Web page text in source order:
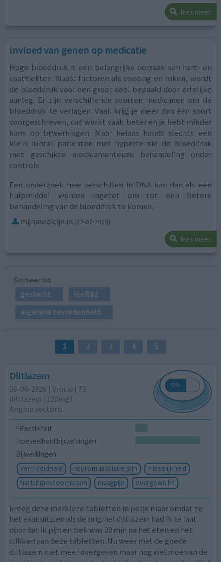
lees meer
Invloed van genen op medicatie
Hoge bloeddruk is een belangrijke oorzaak van hart- en
vaatziekten. Naast factoren als voeding en roken, wordt
de bloeddruk voor een groot deel bepaald door erfelijke
aanleg. Er zijn verschillende soorten medicijnen om de
bloeddruk te verlagen. Vaak krijg je meer dan één soort
voorgeschreven, dat werkt vaak beter en je hebt minder
kans op bijwerkingen. Maar helaas houdt slechts een
klein aantal patiënten met hypertensie de bloeddruk
met geschikte medicamenteuze behandeling onder
controle.
Een onderzoek naar verschillen in DNA kan dan als een
hulpmiddel worden ingezet om tot een betere
behandeling van de bloeddruk te komen.
mijnmedicijn.nl (22-07-2019)
lees meer
Sorteer op
geslacht
leeftijd
algehele tevredenheid
1 2 3 4 5
Diltiazem
08-06-2026 | Vrouw | 73
diltiazem (120mg)
Angina pectoris
Effectiviteit
Hoeveelheid bijwerkingen
Bijwerkingen
vermoeidheid
neuromusculaire pijn
misselijkheid
hartritmestoornissen
maagpijn overgewicht
kreeg deze merkloze tabletten in potje maar omdat ze
het exat uitzien als de originel diltiazem had ik te laat
door dat ik pijn en ziek was 20 min na het eten en het
slikken van deze tabletten. Nu weer met de goede
diltiazem niet meer overgeven maar nog wel moe van de